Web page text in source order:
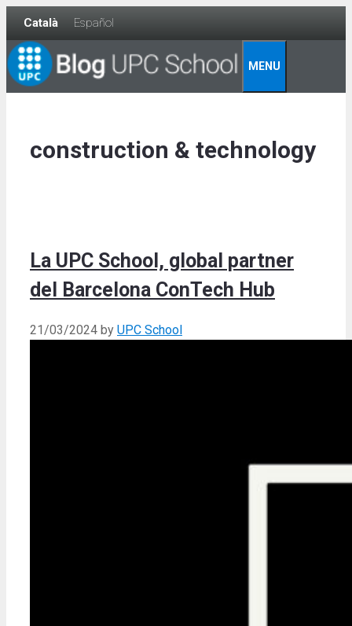
Skip
content
Català Español
MENU
construction & technology
La UPC School, global partner
del Barcelona ConTech Hub
21/03/2024 by UPC School